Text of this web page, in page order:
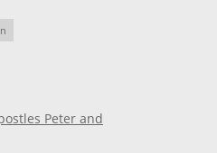
Peter and